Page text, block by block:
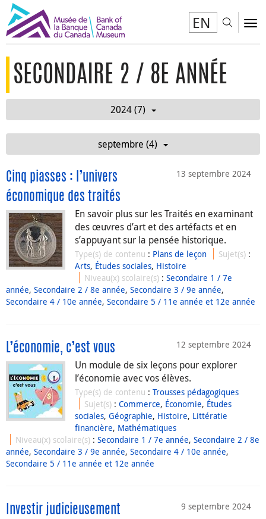
EN
SECONDAIRE 2 / 8E ANNÉE
2024 (7)
septembre (4)
13 septembre 2024
Cinq piasses : l’univers
économique des traités
En savoir plus sur les Traités en examinant
des œuvres d’art et des artéfacts et en
s’appuyant sur la pensée historique.
Type(s) de contenu : Plans de leçon Sujet(s) :
Arts, Études sociales, Histoire
Niveau(x) scolaire(s) :Secondaire 1 / 7e
année, Secondaire 2 / 8e année, Secondaire 3 / 9e année,
Secondaire 4 / 10e année, Secondaire 5 / 11e année et 12e année
12 septembre 2024
L’économie, c’est vous
Un module de six leçons pour explorer
l’économie avec vos élèves.
Type(s) de contenu : Trousses pédagogiques
Sujet(s) :Commerce, Économie, Études
sociales, Géographie, Histoire, Littératie
financière, Mathématiques
Niveau(x) scolaire(s) :Secondaire 1 / 7e année,Secondaire 2 / 8e
année, Secondaire 3 / 9e année, Secondaire 4 / 10e année,
Secondaire 5 / 11e année et 12e année
9 septembre 2024
Investir judicieusement